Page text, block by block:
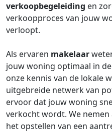
verkoopbegeleiding en
verkoopproces van jouw
verloopt.
Als ervaren makelaar
jouw woning optimaal in
onze kennis van de lokale
uitgebreide netwerk van
ervoor dat jouw woning
verkocht wordt. We
het opstellen van een